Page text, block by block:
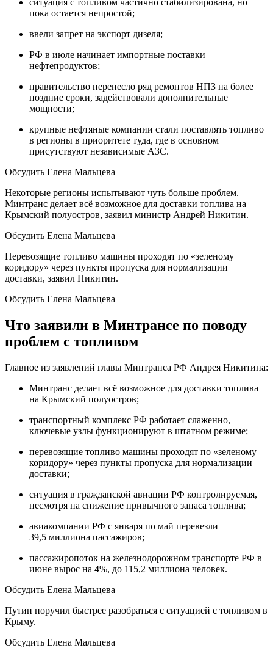
ситуация с топливом частично стабилизирована, но
пока остается непростой;
ввели запрет на экспорт дизеля;
РФ в июле начинает импортные поставки
нефтепродуктов;
правительство перенесло ряд ремонтов НПЗ на более
поздние сроки, задействовали дополнительные
мощности;
крупные нефтяные компании стали поставлять топливо
в регионы в приоритете туда, где в основном
присутствуют независимые АЗС.
Обсудить Елена Мальцева
Некоторые регионы испытывают чуть больше проблем.
Минтранс делает всё возможное для доставки топлива на
Крымский полуостров, заявил министр Андрей Никитин.
Обсудить Елена Мальцева
Перевозящие топливо машины проходят по «зеленому
коридору» через пункты пропуска для нормализации
доставки, заявил Никитин.
Обсудить Елена Мальцева
Что заявили в Минтрансе по поводу
проблем с топливом
Главное из заявлений главы Минтранса РФ Андрея Никитина:
Минтранс делает всё возможное для доставки топлива
на Крымский полуостров;
транспортный комплекс РФ работает слаженно,
ключевые узлы функционируют в штатном режиме;
перевозящие топливо машины проходят по «зеленому
коридору» через пункты пропуска для нормализации
доставки;
ситуация в гражданской авиации РФ контролируемая,
несмотря на снижение привычного запаса топлива;
авиакомпании РФ с января по май перевезли
39,5 миллиона пассажиров;
пассажиропоток на железнодорожном транспорте РФ в
июне вырос на 4%, до 115,2 миллиона человек.
Обсудить Елена Мальцева
Путин поручил быстрее разобраться с ситуацией с топливом в
Крыму.
Обсудить Елена Мальцева